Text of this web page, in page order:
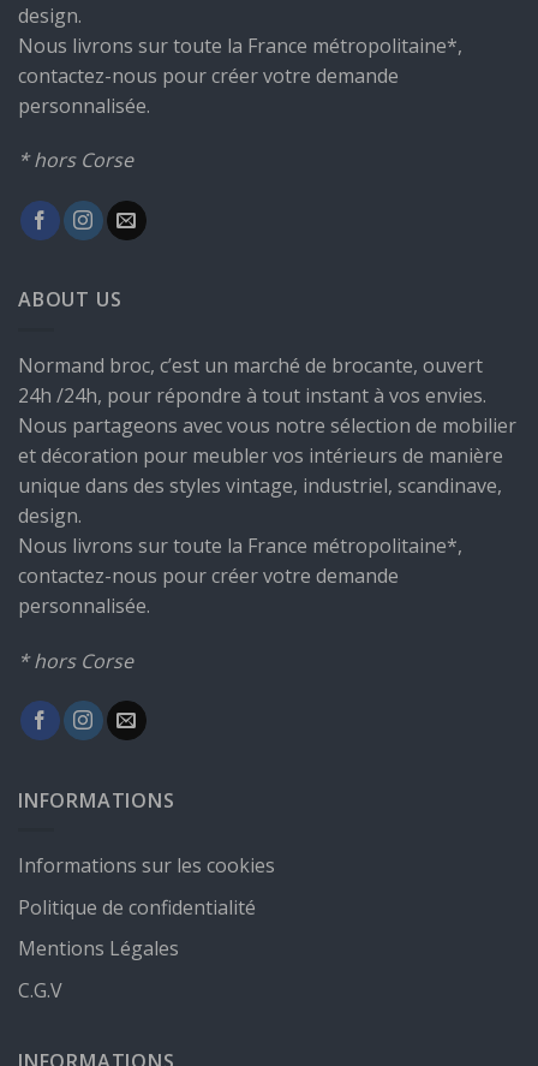
design.
Nous livrons sur toute la France métropolitaine*,
contactez-nous pour créer votre demande
personnalisée.
* hors Corse
ABOUT US
Normand broc, c’est un marché de brocante, ouvert
24h /24h, pour répondre à tout instant à vos envies.
Nous partageons avec vous notre sélection de mobilier
et décoration pour meubler vos intérieurs de manière
unique dans des styles vintage, industriel, scandinave,
design.
Nous livrons sur toute la France métropolitaine*,
contactez-nous pour créer votre demande
personnalisée.
* hors Corse
INFORMATIONS
Informations sur les cookies
Politique de confidentialité
Mentions Légales
C.G.V
INFORMATIONS